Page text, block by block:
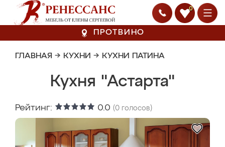
0
ПРОТВИНО
ГЛАВНАЯ → КУХНИ → КУХНИ ПАТИНА
Кухня "Астарта"
Рейтинг: 0.0 (0 голосов)